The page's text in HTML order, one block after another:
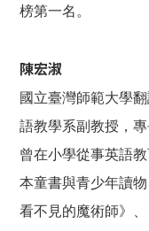
榜第一名。
陳宏淑
國立臺灣師範大學
語教學系副教授，
曾在小學從事英語
本童書與青少年讀
看不見的魔術師》